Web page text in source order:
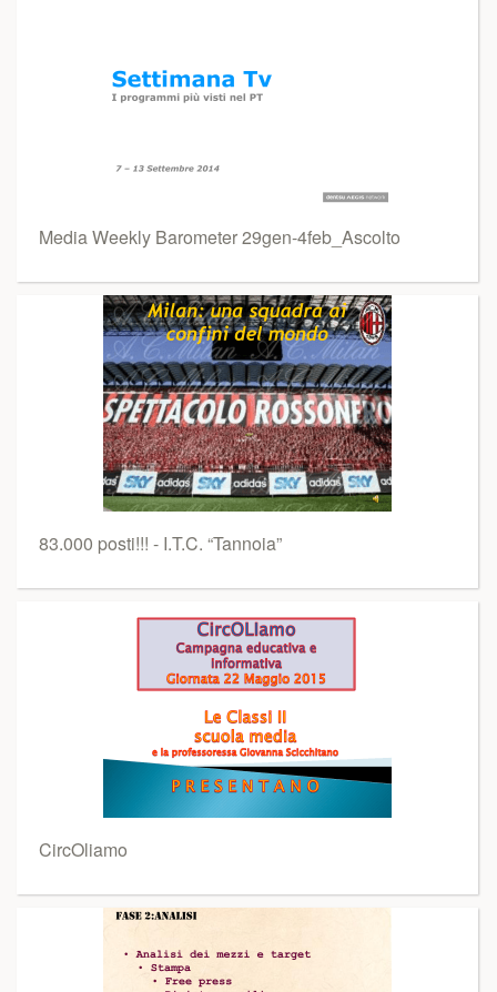
Media Weekly Barometer 29gen-4feb_Ascolto
83.000 posti!!! - I.T.C. “Tannoia”
CircOliamo